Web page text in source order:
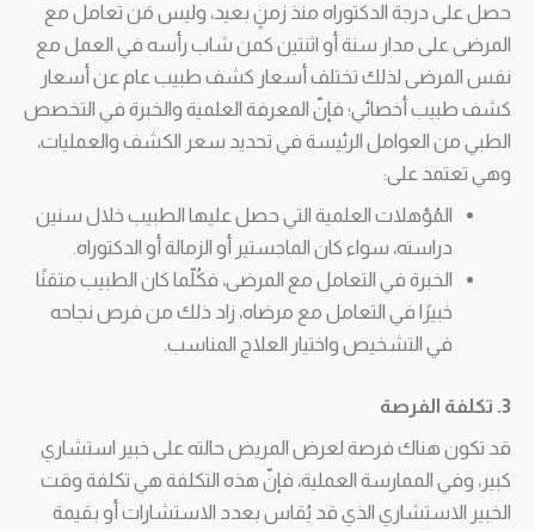
حصل على درجة الدكتوراه منذ زمنٍ بعيد، وليس مَن تعامل مع
المرضى على مدار سنة أو اثنتين كمن شاب رأسه في العمل مع
نفس المرضى لذلك تختلف أسعار كشف طبيب عام عن أسعار
كشف طبيب أخصائي؛ فإنّ المعرفة العلمية والخبرة في التخصص
الطبي من العوامل الرئيسة في تحديد سعر الكشف والعمليات،
وهي تعتمد على:
المُؤهلات العلمية التي حصل عليها الطبيب خلال سنين
دراسته، سواء كان الماجستير أو الزمالة أو الدكتوراه.
الخبرة في التعامل مع المرضى، فكُلّما كان الطبيب متقنًا
خبيرًا في التعامل مع مرضاه، زاد ذلك من فرص نجاحه
في التشخيص واختيار العلاج المناسب.
3. تكلفة الفرصة
قد تكون هناك فرصة لعرض المريض حالته على خبير استشاري
كبير، وفي الممارسة العملية، فإنّ هذه التكلفة هي تكلفة وقت
الخبير الاستشاري الذي قد يُقاس بعدد الاستشارات أو بقيمة